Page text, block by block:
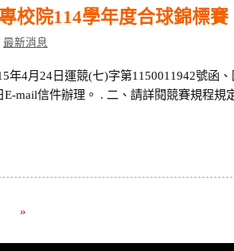
校院114學年度合球錦標賽
最新消息
年4月24日運競(七)字第1150011942號函
E-mail信件辦理。 . 二、請詳閱競賽規程
»